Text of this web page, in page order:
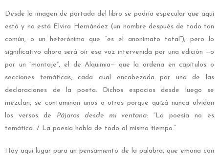
Desde la imagen de portada del libro se podría especular que aquí
está y no está Elvira Hernández (un nombre después de todo tan
común, o un heterónimo que “es el anonimato total”); pero lo
significativo ahora será oír esa voz intervenida por una edición —o
por un “montaje”, el de Alquimia— que la ordena en capítulos o
secciones temáticas, cada cual encabezada por una de las
declaraciones de la poeta. Dichos espacios desde luego se
mezclan, se contaminan unos a otros porque quizá nunca olvidan
los versos de Pájaros desde mi ventana: “La poesía no es
temática. / La poesía habla de todo al mismo tiempo.”
Hay aquí lugar para un pensamiento de la palabra, que emana con